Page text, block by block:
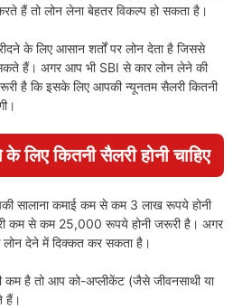
हैं तो लोन लेना बेहतर विकल्प हो सकता है।
के लिए आसान शर्तों पर लोन देता है जिससे
हैं। अगर आप भी SBI से कार लोन लेने की
है कि इसके लिए आपकी न्यूनतम सैलरी कितनी
लिए कितनी सैलरी होनी चाहिए
सालाना कमाई कम से कम 3 लाख रूपये होनी
कम से कम 25,000 रूपये होनी जरूरी है। अगर
देने में दिक्कत कर सकता है।
कम है तो आप को-अप्लीकेंट (जैसे जीवनसाथी या
हैं।